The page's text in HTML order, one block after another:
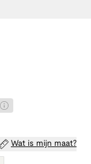
Wat is mijn maat?